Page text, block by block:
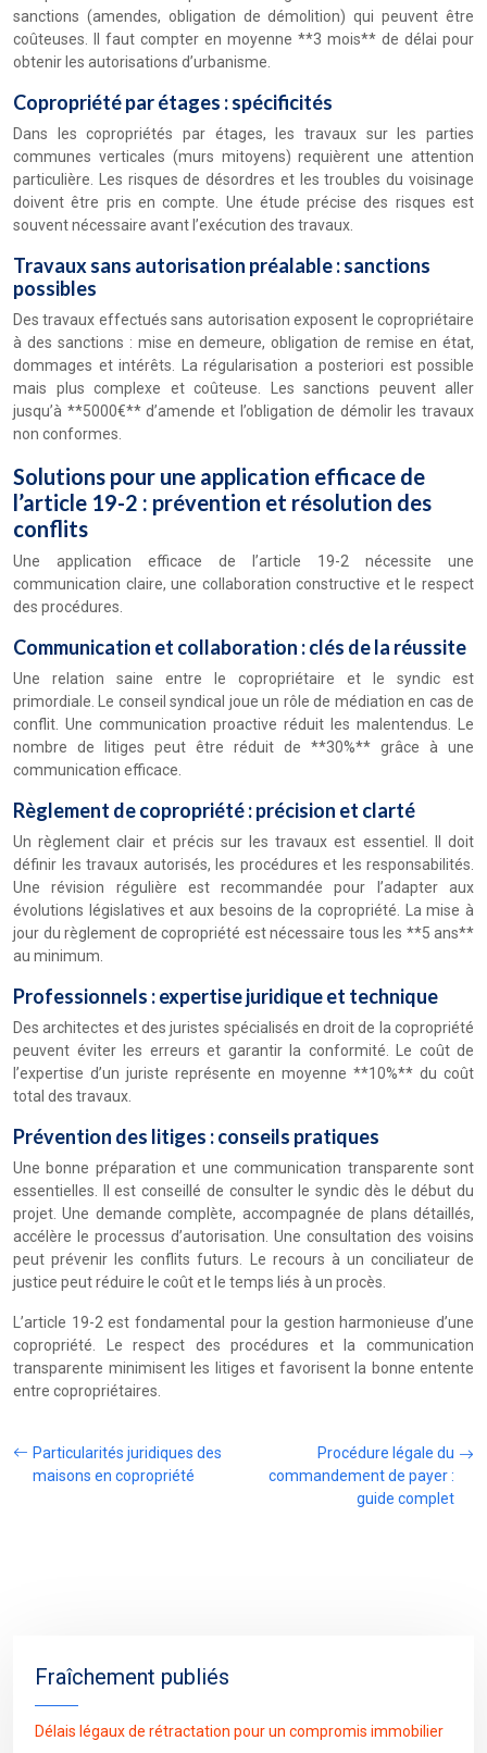
sanctions (amendes, obligation de démolition) qui peuvent être
coûteuses. Il faut compter en moyenne **3 mois** de délai pour
obtenir les autorisations d’urbanisme.
Copropriété par étages : spécificités
Dans les copropriétés par étages, les travaux sur les parties
communes verticales (murs mitoyens) requièrent une attention
particulière. Les risques de désordres et les troubles du voisinage
doivent être pris en compte. Une étude précise des risques est
souvent nécessaire avant l’exécution des travaux.
Travaux sans autorisation préalable : sanctions
possibles
Des travaux effectués sans autorisation exposent le copropriétaire
à des sanctions : mise en demeure, obligation de remise en état,
dommages et intérêts. La régularisation a posteriori est possible
mais plus complexe et coûteuse. Les sanctions peuvent aller
jusqu’à **5000€** d’amende et l’obligation de démolir les travaux
non conformes.
Solutions pour une application efficace de
l’article 19-2 : prévention et résolution des
conflits
Une application efficace de l’article 19-2 nécessite une
communication claire, une collaboration constructive et le respect
des procédures.
Communication et collaboration : clés de la réussite
Une relation saine entre le copropriétaire et le syndic est
primordiale. Le conseil syndical joue un rôle de médiation en cas de
conflit. Une communication proactive réduit les malentendus. Le
nombre de litiges peut être réduit de **30%** grâce à une
communication efficace.
Règlement de copropriété : précision et clarté
Un règlement clair et précis sur les travaux est essentiel. Il doit
définir les travaux autorisés, les procédures et les responsabilités.
Une révision régulière est recommandée pour l’adapter aux
évolutions législatives et aux besoins de la copropriété. La mise à
jour du règlement de copropriété est nécessaire tous les **5 ans**
au minimum.
Professionnels : expertise juridique et technique
Des architectes et des juristes spécialisés en droit de la copropriété
peuvent éviter les erreurs et garantir la conformité. Le coût de
l’expertise d’un juriste représente en moyenne **10%** du coût
total des travaux.
Prévention des litiges : conseils pratiques
Une bonne préparation et une communication transparente sont
essentielles. Il est conseillé de consulter le syndic dès le début du
projet. Une demande complète, accompagnée de plans détaillés,
accélère le processus d’autorisation. Une consultation des voisins
peut prévenir les conflits futurs. Le recours à un conciliateur de
justice peut réduire le coût et le temps liés à un procès.
L’article 19-2 est fondamental pour la gestion harmonieuse d’une
copropriété. Le respect des procédures et la communication
transparente minimisent les litiges et favorisent la bonne entente
entre copropriétaires.
Particularités juridiques des
maisons en copropriété
Procédure légale du
commandement de payer :
guide complet
Fraîchement publiés
Délais légaux de rétractation pour un compromis immobilier